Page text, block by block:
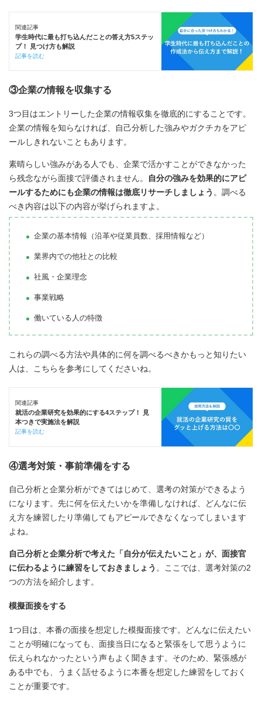
関連記事
学生時代に最も打ち込んだことの答え方5ステッ
プ！ 見つけ方も解説
記事を読む
③企業の情報を収集する
3つ目はエントリーした企業の情報収集を徹底的にすることです。
企業の情報を知らなければ、自己分析した強みやガクチカをアピ
ールしきれないこともあります。
素晴らしい強みがある人でも、企業で活かすことができなかった
ら残念ながら面接で評価されません。
自分の強みを効果的にアピ
ールするためにも企業の情報は徹底リサーチしましょう 。調べる
べき内容は以下の内容が挙げられますよ。
企業の基本情報（沿革や従業員数、採用情報など）
業界内での他社との比較
社風・企業理念
事業戦略
働いている人の特徴
これらの調べる方法や具体的に何を調べるべきかもっと知りたい
人は、こちらを参考にしてくださいね。
関連記事
就活の企業研究を効果的にする4ステップ！ 見
本つきで実施法を解説
記事を読む
④選考対策・事前準備をする
自己分析と企業分析ができてはじめて、選考の対策ができるよう
になります。先に何を伝えたいかを準備しなければ、どんなに伝
え方を練習したり準備してもアピールできなくなってしまいます
よね。
自己分析と企業分析で考えた「自分が伝えたいこと」が、面接官
に伝わるように練習をしておきましょう 。ここでは、選考対策の2
つの方法を紹介します。
模擬面接をする
1つ目は、本番の面接を想定した模擬面接です。どんなに伝えたい
ことが明確になっても、面接当日になると緊張をして思うように
伝えられなかったという声もよく聞きます。そのため、緊張感が
ある中でも、うまく話せるように本番を想定した練習をしておく
ことが重要です。